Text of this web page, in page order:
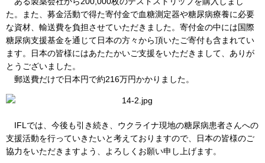
た。また、募金活動で得た寄付金で血糖測定器や糖尿病療養に必要
な資材、輸送費を負担させていただきました。寄付金の中には国際
糖尿病支援基金を通じて日本の方々から頂いたご寄付も含まれてい
ます。日本の皆様にはあたたかいご支援をいただきまして、ありが
とうございました。
郵送費だけで日本円で約216万円かかりました。
IFLでは、今後も引き続き、ウクライナ現地の糖尿病患者さんへの
支援活動を行っていきたいと考えておりますので、日本の皆様のご
協力をいただきますよう、よろしくお願い申し上げます。